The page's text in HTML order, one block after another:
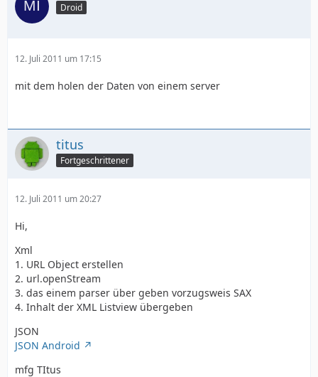
Droid
12. Juli 2011 um 17:15
mit dem holen der Daten von einem server
titus
Fortgeschrittener
12. Juli 2011 um 20:27
Hi,
Xml
1. URL Object erstellen
2. url.openStream
3. das einem parser über geben vorzugsweis SAX
4. Inhalt der XML Listview übergeben
JSON
JSON Android
mfg TItus